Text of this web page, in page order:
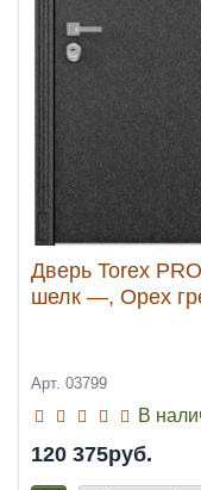
Дверь Torex
шелк —, Орех
Арт. 03799
В
120 375руб.